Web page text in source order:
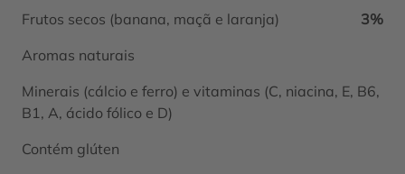
Frutos secos (banana, maçã e laranja)
3%
Aromas naturais
Minerais (cálcio e ferro) e vitaminas (C, niacina, E, B6,
B1, A, ácido fólico e D)
Contém glúten